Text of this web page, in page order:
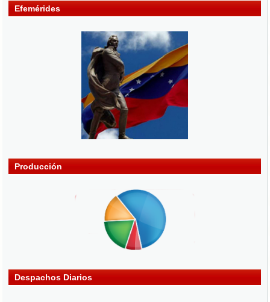
Efemérides
Producción
Despachos Diarios